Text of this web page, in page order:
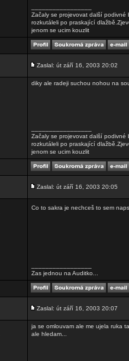
Začaly se projevovat další podivné
rozkutáleli po praskající
jenom se ucim kouzlit
Zaslal: út září 16, 2003 20:02
diky ale radeji suchou nohou na
Začaly se projevovat další podivné
rozkutáleli po praskající
jenom se ucim kouzlit
Zaslal: út září 16, 2003 20:05
Co to sakra je nechceš to sem
Zas jednou na Auditko...
Zaslal: út září 16, 2003 20:07
ja se omlouvam ale me ujela ruka
ale hledam...